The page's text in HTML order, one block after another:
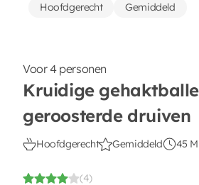
Voor 4 personen
Kruidige
geroosterde druiven
Hoofdgerecht Gemiddeld 45
(4)
Hoofdgerecht Gemiddeld